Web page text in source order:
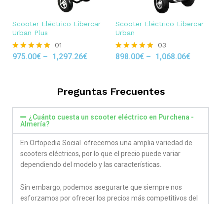
Scooter Eléctrico Libercar
Urban Plus
Rated
01
975.00€ – 1,297.26€
Scooter Eléctrico Libercar
Urban
Rated
03
898.00€ – 1,068.06€
Preguntas Frecuentes
¿Cuánto cuesta un scooter eléctrico en Purchena -
Almería?
En Ortopedia Social ofrecemos una amplia variedad de
scooters eléctricos, por lo que el precio puede variar
dependiendo del modelo y las características.
Sin embargo, podemos asegurarte que siempre nos
esforzamos por ofrecer los precios más competitivos del